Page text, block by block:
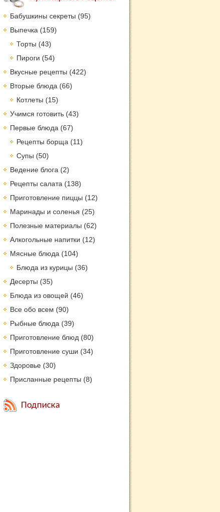
Бабушкины секреты (95)
Выпечка (159)
Торты (43)
Пироги (54)
Вкусные рецепты (422)
Вторые блюда (66)
Котлеты (15)
Учимся готовить (43)
Первые блюда (67)
Рецепты борща (11)
Супы (50)
Ведение блога (2)
Рецепты салата (138)
Приготовление пиццы (12)
Маринады и соленья (25)
Полезные материалы (62)
Алкогольные напитки (12)
Мясные блюда (104)
Блюда из курицы (36)
Десерты (35)
Блюда из овощей (46)
Все обо всем (90)
Рыбные блюда (39)
Приготовление блюд (80)
Приготовление суши (34)
Здоровье (30)
Присланные рецепты (8)
Подписка